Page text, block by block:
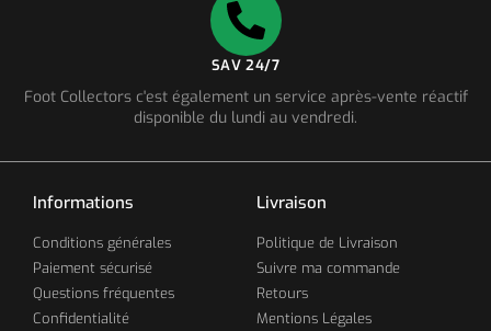
SAV 24/7
Foot Collectors c'est également un service après-vente réactif
disponible du lundi au vendredi.
Informations
Conditions générales
Paiement sécurisé
Questions fréquentes
Confidentialité
Livraison
Politique de Livraison
Suivre ma commande
Retours
Mentions Légales